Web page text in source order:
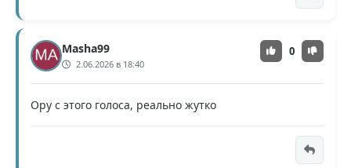
Masha99
2.06.2026 в 18:40
0
Ору с этого голоса, реально жутко